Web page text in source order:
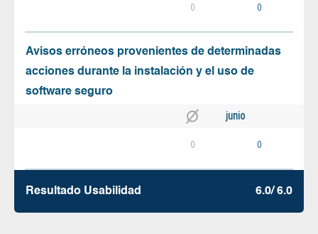
0 0
Avisos erróneos provenientes de determinadas
acciones durante la instalación y el uso de
software seguro
junio
0 0
Resultado Usabilidad 6.0/ 6.0